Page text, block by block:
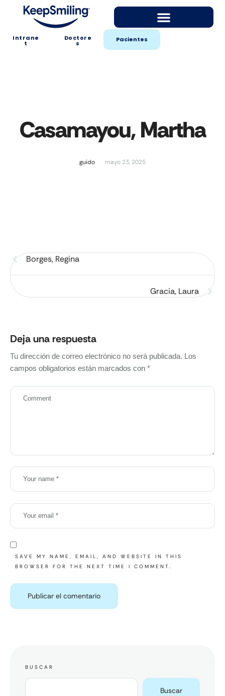
Intrane
t
Doctore
s Pacientes
Casamayou, Martha
guido mayo 23, 2025
Borges, Regina
Gracia, Laura
Deja una respuesta
Tu dirección de correo electrónico no será publicada. Los
campos obligatorios están marcados con *
SAVE MY NAME, EMAIL, AND WEBSITE IN THIS
BROWSER FOR THE NEXT TIME I COMMENT.
BUSCAR
Buscar